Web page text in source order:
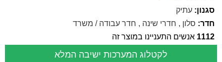
סגנון: עתיק
חדר: סלון , חדרי שינה , חדר עבודה / משרד
1112 אנשים התעניינו במוצר זה
לקטלוג המערכות ישיבה המלא